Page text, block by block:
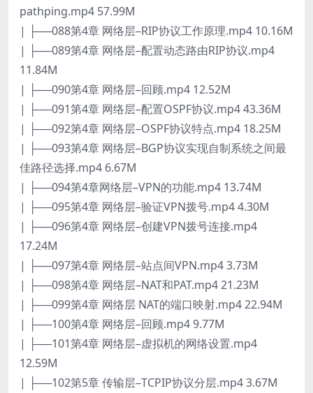
pathping.mp4 57.99M
| ├──088第4章 网络层–RIP协议工作原理.mp4 10.16M
| ├──089第4章 网络层–配置动态路由RIP协议.mp4
11.84M
| ├──090第4章 网络层–回顾.mp4 12.52M
| ├──091第4章 网络层–配置OSPF协议.mp4 43.36M
| ├──092第4章 网络层–OSPF协议特点.mp4 18.25M
| ├──093第4章 网络层–BGP协议实现自制系统之间最
佳路径选择.mp4 6.67M
| ├──094第4章网络层–VPN的功能.mp4 13.74M
| ├──095第4章 网络层–验证VPN拨号.mp4 4.30M
| ├──096第4章 网络层–创建VPN拨号连接.mp4
17.24M
| ├──097第4章 网络层–站点间VPN.mp4 3.73M
| ├──098第4章 网络层–NAT和PAT.mp4 21.23M
| ├──099第4章 网络层 NAT的端口映射.mp4 22.94M
| ├──100第4章 网络层–回顾.mp4 9.77M
| ├──101第4章 网络层–虚拟机的网络设置.mp4
12.59M
| ├──102第5章 传输层–TCPIP协议分层.mp4 3.67M